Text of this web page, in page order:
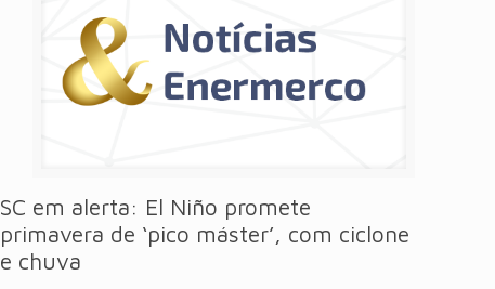
SC em alerta: El Niño promete
primavera de ‘pico máster’, com ciclone
e chuva